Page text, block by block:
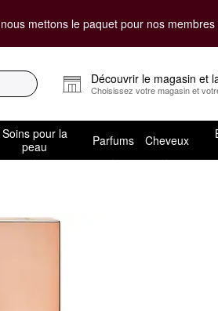
nous mettons le paquet pour nos
Découvrir le magasin et
Choisissez votre magasin et
Soins pour la
peau
Parfums Cheveux